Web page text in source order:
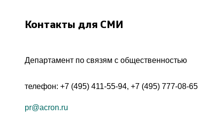
Контакты для СМИ
Департамент по связям с общественностью
телефон: +7 (495) 411-55-94, +7 (495) 777-08-65
pr@acron.ru